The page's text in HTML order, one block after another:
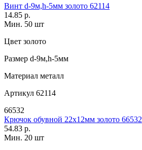
Винт d-9м,h-5мм золото 62114
14.85 р.
Мин. 50 шт
Цвет золото
Размер d-9м,h-5мм
Материал металл
Артикул 62114
66532
Крючок обувной 22х12мм золото 66532
54.83 р.
Мин. 20 шт